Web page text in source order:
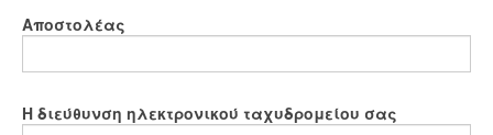
Αποστολέας
Η διεύθυνση ηλεκτρονικού ταχυδρομείου σας